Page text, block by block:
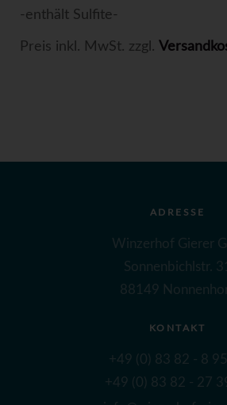
-enthält Sulfite-
Preis inkl. MwSt. zzgl.
ADRESSE
Winzerhof Gierer
Sonnenbichlstr. 31
88149
KONTAKT
+49 (0) 83 82 - 8 95
+49 (0) 83 82 - 27